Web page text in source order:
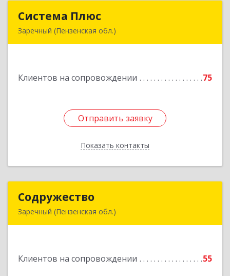
Система Плюс
Заречный (Пензенская обл.)
Клиентов на сопровождении 75
Отправить заявку
Показать контакты
Подробнее
Отправить заявку
Назад
Содружество
Заречный (Пензенская обл.)
Клиентов на сопровождении 55
Подробнее